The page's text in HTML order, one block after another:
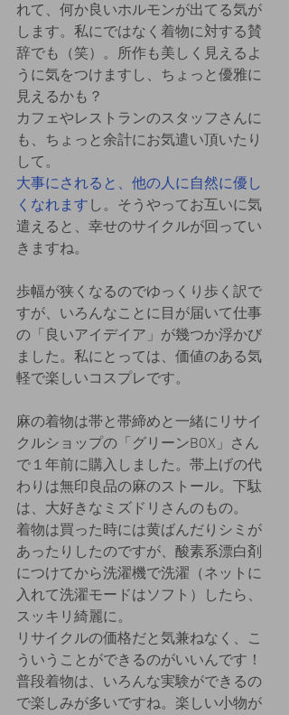
れて、何か良いホルモンが出てる気が
します。私にではなく着物に対する賛
辞でも（笑）。所作も美しく見えるよ
うに気をつけますし、ちょっと優雅に
見えるかも？
カフェやレストランのスタッフさんに
も、ちょっと余計にお気遣い頂いたり
して。
大事にされると、他の人に自然に優し
くなれます し。そうやってお互いに気
遣えると、幸せのサイクルが回ってい
きますね。
歩幅が狭くなるのでゆっくり歩く訳で
すが、いろんなことに目が届いて仕事
の「良いアイデイア」が幾つか浮かび
ました。私にとっては、価値のある気
軽で楽しいコスプレです。
麻の着物は帯と帯締めと一緒にリサイ
クルショップの「グリーンBOX」さん
で１年前に購入しました。帯上げの代
わりは無印良品の麻のストール。下駄
は、大好きなミズドリさんのもの。
着物は買った時には黄ばんだりシミが
あったりしたのですが、酸素系漂白剤
につけてから洗濯機で洗濯（ネットに
入れて洗濯モードはソフト）したら、
スッキリ綺麗に。
リサイクルの価格だと気兼ねなく、こ
ういうことができるのがいいんです！
普段着物は、いろんな実験ができるの
で楽しみが多いですね。楽しい小物が